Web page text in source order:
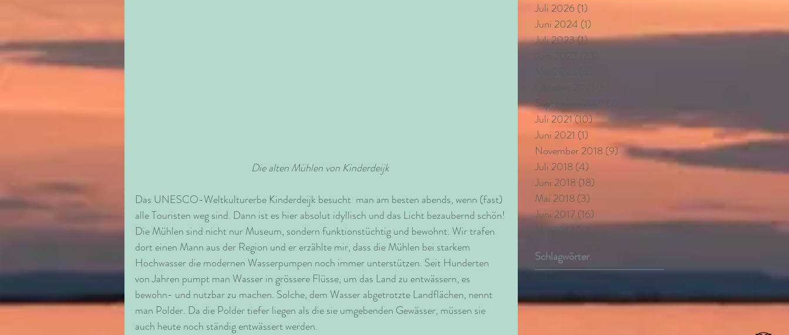
Die alten Mühlen von Kinderdeijk
Das UNESCO-Weltkulturerbe Kinderdeijk besucht  man am besten abends, wenn (fast)
alle Touristen weg sind. Dann ist es hier absolut idyllisch und das Licht bezaubernd schön!
Die Mühlen sind nicht nur Museum, sondern funktionstüchtig und bewohnt. Wir trafen
dort einen Mann aus der Region und er erzählte mir, dass die Mühlen bei starkem
Hochwasser die modernen Wasserpumpen noch immer unterstützen. Seit Hunderten
von Jahren pumpt man Wasser in grössere Flüsse, um das Land zu entwässern, es
bewohn- und nutzbar zu machen. Solche, dem Wasser abgetrotzte Landflächen, nennt
man Polder. Da die Polder tiefer liegen als die sie umgebenden Gewässer, müssen sie
auch heute noch ständig entwässert werden.
Juli 2026(1)
Juni 2024 (1)
Juli 2023(1)1 Beitrag
Juni 2023
September 2021
Juli 2021(10)10 Beiträge
Juni 2021 (1) 1 Beitrag
November 2018 (9) 9 Beiträge
Juli 2018(4)
Juni 2018 (18)
Mai 2018 (3)
Juni 2017 (16)
Mai 2017(6)6 Beiträge
Schlagwörter